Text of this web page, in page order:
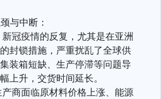
与中断：
冠疫情的反复，尤其是在亚洲
封锁措施，严重扰乱了全球供
装箱短缺、生产停滞等问题导
上升，交货时间延长。
商面临原材料价格上涨、能源